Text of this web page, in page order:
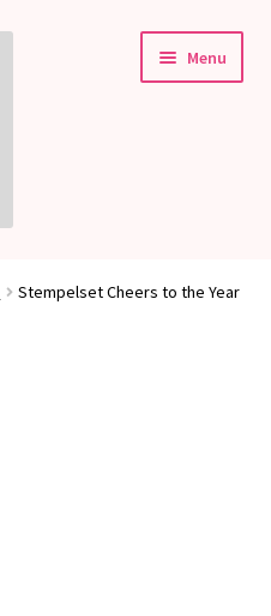
Menu
Stempelset Cheers to the Year